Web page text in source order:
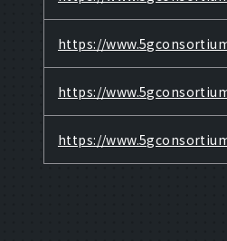
https://
https://
https://